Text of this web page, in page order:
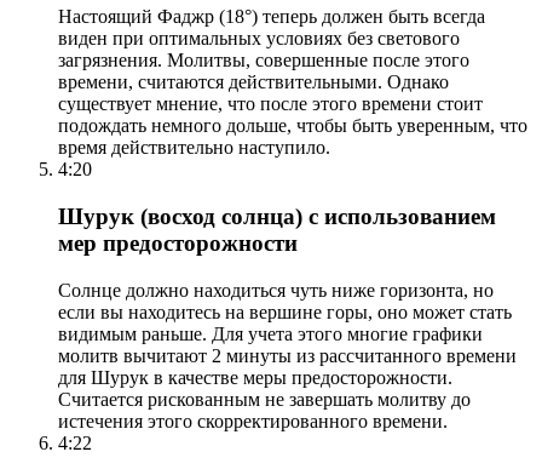
Настоящий Фаджр (18°) теперь должен быть всегда
виден при оптимальных условиях без светового
загрязнения. Молитвы, совершенные после этого
времени, считаются действительными. Однако
существует мнение, что после этого времени стоит
подождать немного дольше, чтобы быть уверенным, что
время действительно наступило.
4:20
Шурук (восход солнца) с использованием
мер предосторожности
Солнце должно находиться чуть ниже горизонта, но
если вы находитесь на вершине горы, оно может стать
видимым раньше. Для учета этого многие графики
молитв вычитают 2 минуты из рассчитанного времени
для Шурук в качестве меры предосторожности.
Считается рискованным не завершать молитву до
истечения этого скорректированного времени.
4:22